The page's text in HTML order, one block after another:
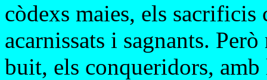
còdexs maies, els
acarnissats i sagnants.
buit, els conqueridors,